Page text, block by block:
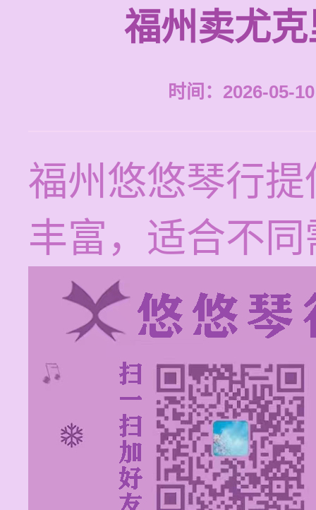
福州卖尤
时间：2026-05-
福州悠悠琴行
丰富，适合不